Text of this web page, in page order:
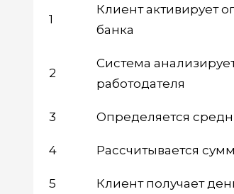
1
Клиент активирует
банка
2
Система
работодателя
3 Определяется
4 Рассчитывается
5 Клиент получает